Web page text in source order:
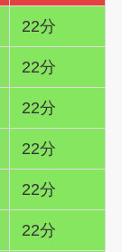
22分
22分
22分
22分
22分
22分